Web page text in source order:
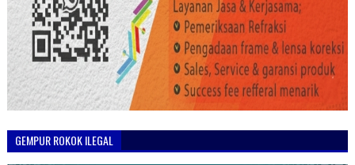
GEMPUR ROKOK ILEGAL